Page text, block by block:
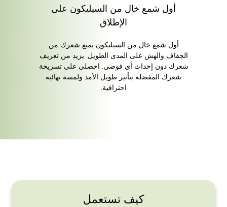
أول شمع خال من السيليكون على
الإطلاق
أول شمع خال من السيليكون يمنع شعرك من
الجفاف والهش على المدى الطويل. يزيد من تعريف
شعرك دون إحداث أي فوضى. احصلي على تسريحة
شعرك المفضلة بتأثير طويل الأمد ولمسة نهائية
احترافية.
كيف تستعمل